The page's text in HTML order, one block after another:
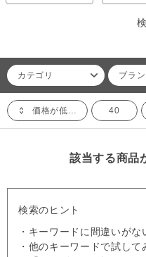
カテゴリ ブラ
価格が低い順 40
該当する商品
検索のヒント
・キーワードに間違いがな
・他のキーワードで試して